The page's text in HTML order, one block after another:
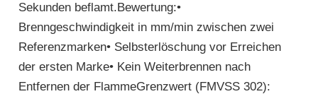
Sekunden beflamt.Bewertung:•
Brenngeschwindigkeit in mm/min zwischen zwei
Referenzmarken• Selbsterlöschung vor Erreichen
der ersten Marke• Kein Weiterbrennen nach
Entfernen der FlammeGrenzwert (FMVSS 302):